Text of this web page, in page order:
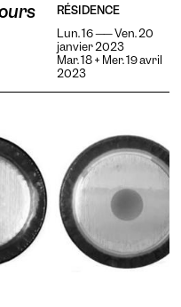
RÉSIDENCE
Lun. 16 —— Ven. 20
janvier 2023
Mar. 18 + Mer. 19 avril
2023